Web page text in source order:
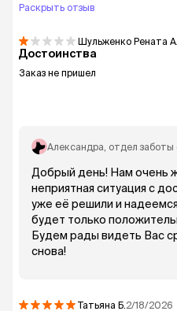
Раскрыть отзыв
Шульженко Рената
Достоинства
Заказ не пришел
Александра , отдел
Добрый день! Нам очень
неприятная ситуация с
уже её решили и
будет только
Будем рады видеть Вас
снова!
Татьяна Б. 2/18/2026